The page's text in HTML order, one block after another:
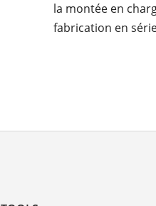
la montée en
fabrication en